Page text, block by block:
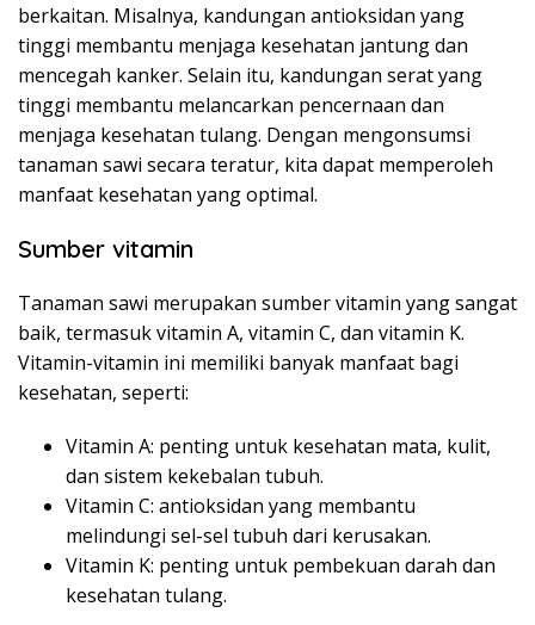
berkaitan. Misalnya, kandungan antioksidan yang
tinggi membantu menjaga kesehatan jantung dan
mencegah kanker. Selain itu, kandungan serat yang
tinggi membantu melancarkan pencernaan dan
menjaga kesehatan tulang. Dengan mengonsumsi
tanaman sawi secara teratur, kita dapat memperoleh
manfaat kesehatan yang optimal.
Sumber vitamin
Tanaman sawi merupakan sumber vitamin yang sangat
baik, termasuk vitamin A, vitamin C, dan vitamin K.
Vitamin-vitamin ini memiliki banyak manfaat bagi
kesehatan, seperti:
Vitamin A: penting untuk kesehatan mata, kulit,
dan sistem kekebalan tubuh.
Vitamin C: antioksidan yang membantu
melindungi sel-sel tubuh dari kerusakan.
Vitamin K: penting untuk pembekuan darah dan
kesehatan tulang.